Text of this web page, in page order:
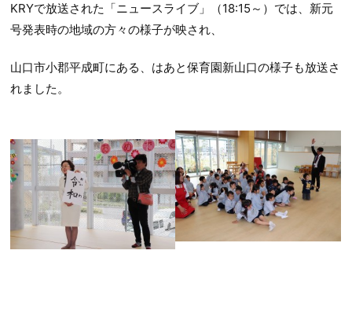
KRYで放送された「ニュースライブ」（18:15～）では、新元
号発表時の地域の方々の様子が映され、
山口市小郡平成町にある、はあと保育園新山口の様子も放送さ
れました。